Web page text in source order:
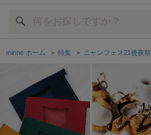
minne ホーム ＞ 特集 ＞ ニャンフェス21後夜祭